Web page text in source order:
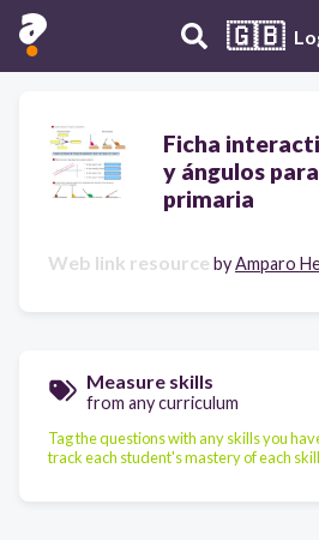
🇬🇧
Ficha
y ángulos
primaria
Web link resource byAmparo
Measure skills
from any curriculum
Tag the questions with any skills you
track each student's mastery of each